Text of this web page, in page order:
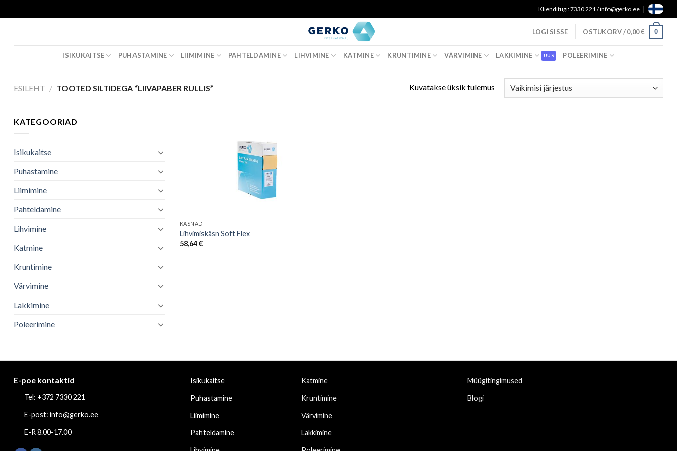
to
Klienditugi: 7330 221 / info@gerko.ee
LOGI SISSE OSTUKORV /0,00€ 0
ISIKUKAITSE PUHASTAMINE LIIMIMINE PAHTELDAMINE LIHVIMINE KATMINE KRUNTIMINE VÄRVIMINE LAKKIMINE POLEERIMINE
ESILEHT / TOOTED SILTIDEGA “LIIVAPABER RULLIS” Kuvatakse üksik tulemus
KATEGOORIAD
Isikukaitse
Puhastamine
Liimimine
Pahteldamine
Lihvimine
Katmine
Kruntimine
Värvimine
Lakkimine
Poleerimine
KÄSNAD
Lihvimiskäsn Soft Flex
58,64€
E-poe kontaktid
Tel: +372 7330 221
E-post: info@gerko.ee
E-R 8.00-17.00
Isikukaitse
Puhastamine
Liimimine
Pahteldamine
Katmine
Kruntimine
Värvimine
Lakkimine
Müügitingimused
Blogi